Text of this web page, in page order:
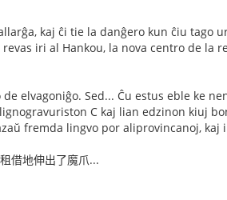
kaj ĉi tie la danĝero kun ĉiu tago
iri al Hankou, la nova centro de la
elvagoniĝo. Sed... Ĉu estus eble ke
C kaj lian edzinon kiuj
fremda lingvo por aliprovincanoj, kaj
借地伸出了魔爪...